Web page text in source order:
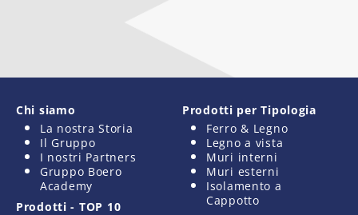
Chi siamo
La nostra Storia
Il Gruppo
I nostri Partners
Gruppo Boero
Academy
Prodotti - TOP 10
Prodotti per Tipologia
Ferro & Legno
Legno a vista
Muri interni
Muri esterni
Isolamento a
Cappotto